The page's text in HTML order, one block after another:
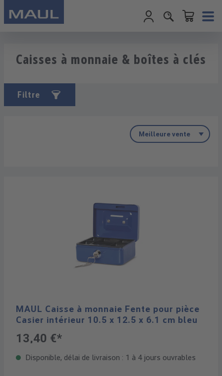
Le panier
Caisses à monnaie & boîtes à clés
Filtre
MAUL Caisse à monnaie Fente pour pièce
Casier intérieur 10.5 x 12.5 x 6.1 cm bleu
13,40 €*
Disponible, délai de livraison : 1 à 4 jours ouvrables